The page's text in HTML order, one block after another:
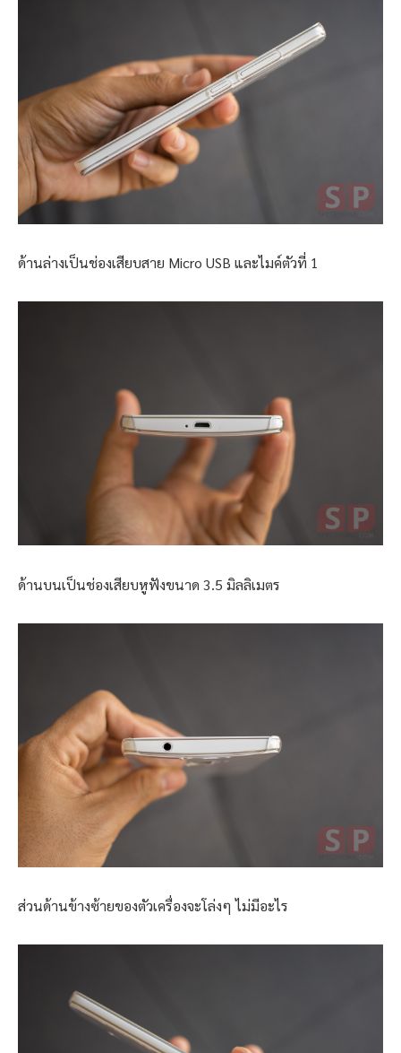
ด้านล่างเป็นช่องเสียบสาย Micro USB และไมค์ตัวที่ 1
ด้านบนเป็นช่องเสียบหูฟังขนาด 3.5 มิลลิเมตร
ส่วนด้านข้างซ้ายของตัวเครื่องจะโล่งๆ ไม่มีอะไร